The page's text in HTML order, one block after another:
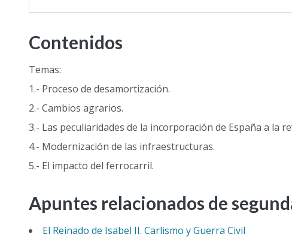
Contenidos
Temas:
1.- Proceso de desamortización.
2.- Cambios agrarios.
3.- Las peculiaridades de la incorporación de España a la
4.- Modernización de las infraestructuras.
5.- El impacto del ferrocarril.
Apuntes relacionados de
El Reinado de Isabel II. Carlismo y Guerra Civil